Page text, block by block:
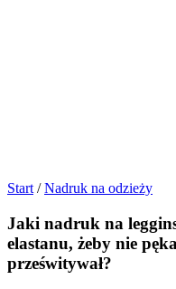
Start / Nadruk na odzieży
Jaki nadruk na
elastanu, żeby nie
prześwitywał?